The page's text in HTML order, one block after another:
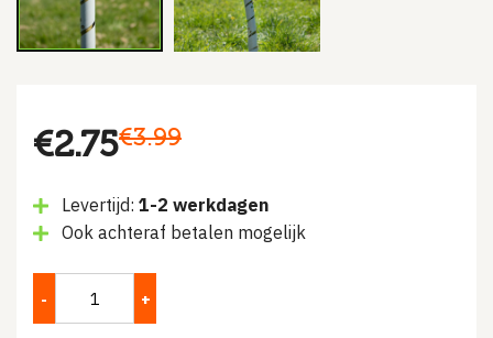
€3.99
Oorspronkelijke
was:
€3.99.
€2.75
Huidige
is:
€2.75.
Levertijd: 1-2 werkdagen
Ook achteraf betalen mogelijk